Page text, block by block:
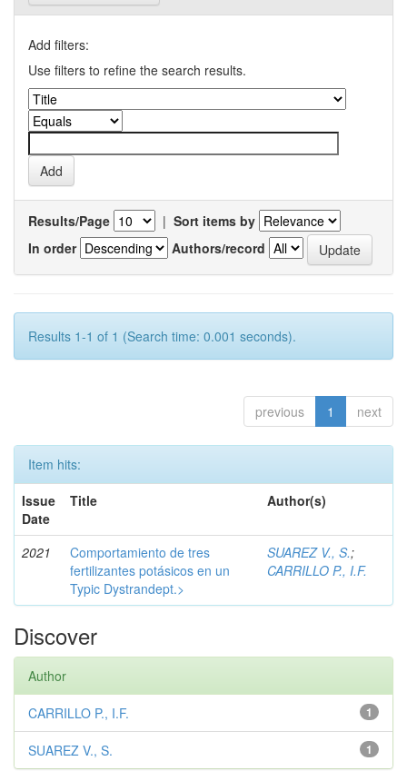
Add filters:
Use filters to refine the search results.
Results/Page | Sort items by
In order
Authors/record
Results 1-1 of 1 (Search time: 0.001 seconds).
previous 1 next
Item hits:
Issue
Date
Title Author(s)
2021
Comportamiento de tres
fertilizantes potásicos en un
Typic Dystrandept.>
SUAREZ V., S.;
CARRILLO P., I.F.
Discover
Author
1
CARRILLO P., I.F.
1
SUAREZ V., S.